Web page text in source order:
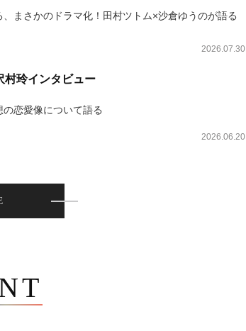
、まさかのドラマ化！田村ツトム×沙倉ゆうのが語る
2026.07.30
村玲インタビュー
恋愛像について語る
2026.06.20